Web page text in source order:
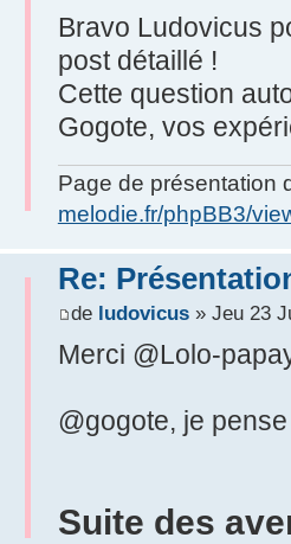
Bravo Ludovicus
post détaillé !
Cette question
Gogote, vos
Page de présentation
melodie.fr/phpBB3/
Re:
de ludovicus» Jeu 23
Merci @Lolo-
@gogote, je
Suite des